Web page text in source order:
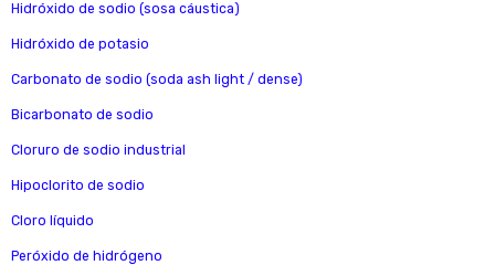
Hidróxido de sodio (sosa cáustica)
Hidróxido de potasio
Carbonato de sodio (soda ash light / dense)
Bicarbonato de sodio
Cloruro de sodio industrial
Hipoclorito de sodio
Cloro líquido
Peróxido de hidrógeno